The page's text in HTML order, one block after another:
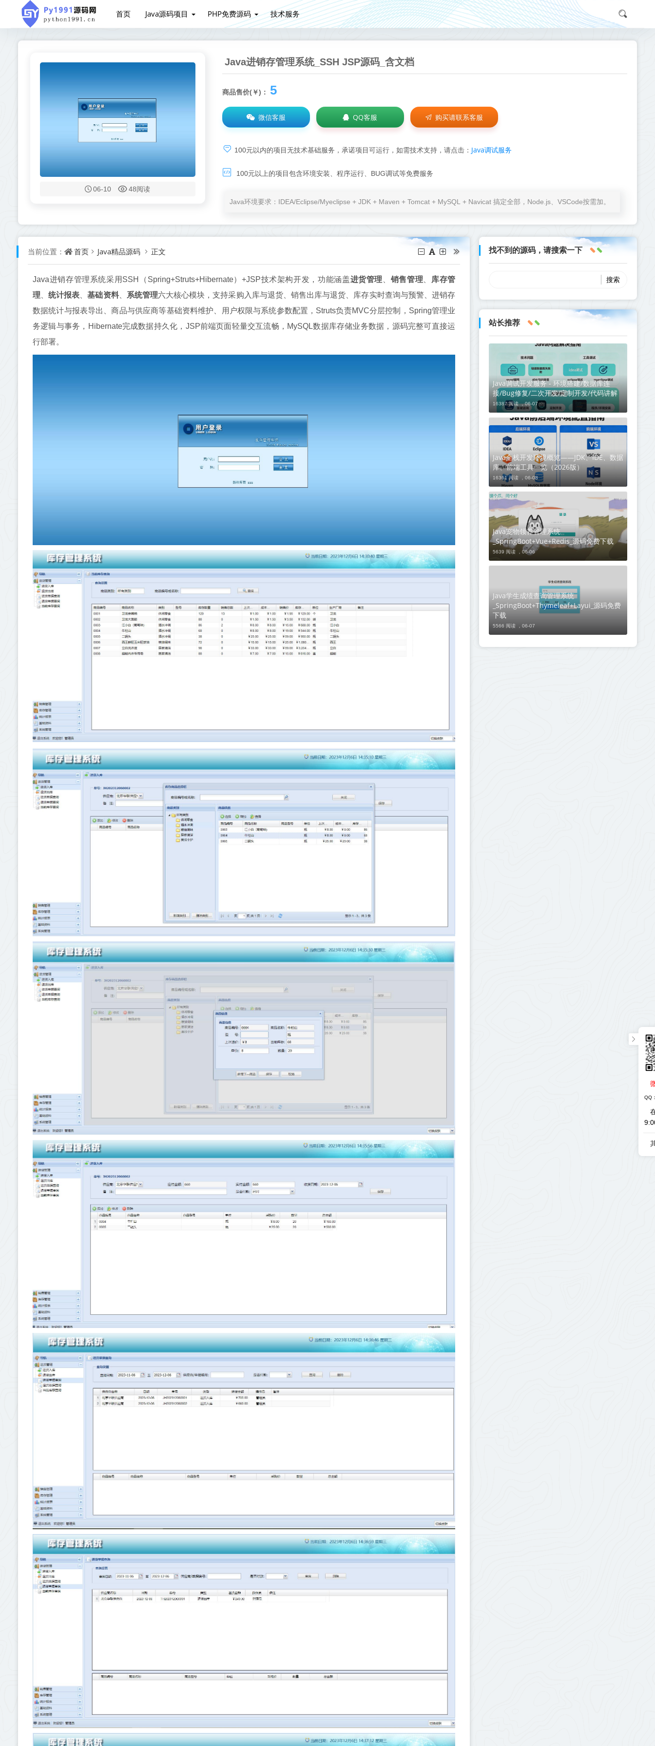
首页 Java源码项目 PHP免费源码 技术服务
06-10 48阅读
Java进销存管理系统_SSH JSP源码_含文档
商品售价(￥)： 5
微信客服 QQ客服 购买请联系客服
100元以内的项目无技术基础服务，承诺项目可运行，如需技术支持，请点击： Java调试服务
100元以上的项目包含环境安装、程序运行、BUG调试等免费服务
Java环境要求：IDEA/Eclipse/Myeclipse + JDK + Maven + Tomcat + MySQL + Navicat 搞定全部，Node.js、VSCode按需加。
当前位置： 首页 Java精品源码 正文
Java进销存管理系统采用SSH（Spring+Struts+Hibernate）+JSP技术架构开发，功能涵盖进货管理 销售管理
库存管
理 、统计报表 、基础资料、 系统管理六大核心模块，支持采购入库与退货、销售出库与退货、库存实时查询与预警、进销存
数据统计与报表导出、商品与供应商等基础资料维护、用户权限与系统参数配置，Struts负责MVC分层控制，Spring管理业
务逻辑与事务，Hibernate完成数据持久化，JSP前端页面轻量交互流畅，MySQL数据库存储业务数据，源码完整可直接运
行部署。
找不到的源码，请搜索一下
站长推荐
Java调试开发服务 - 环境搭建/数据库连
接/Bug修复/二次开发/定制开发/代码讲解
16387 阅读 ，06-07
Java全栈开发环境概览——JDK、IDE、数据
库、前端工具一览（2026版）
16361 阅读 ， 06-08
Java宠物领养管理系统
_SpringBoot+Vue+Redis_源码免费下载
5639 阅读 ， 06-06
Java学生成绩查询管理系统
_SpringBoot+Thymeleaf+Layui_源码免费
下载
5566 阅读 ， 06-07
QQ